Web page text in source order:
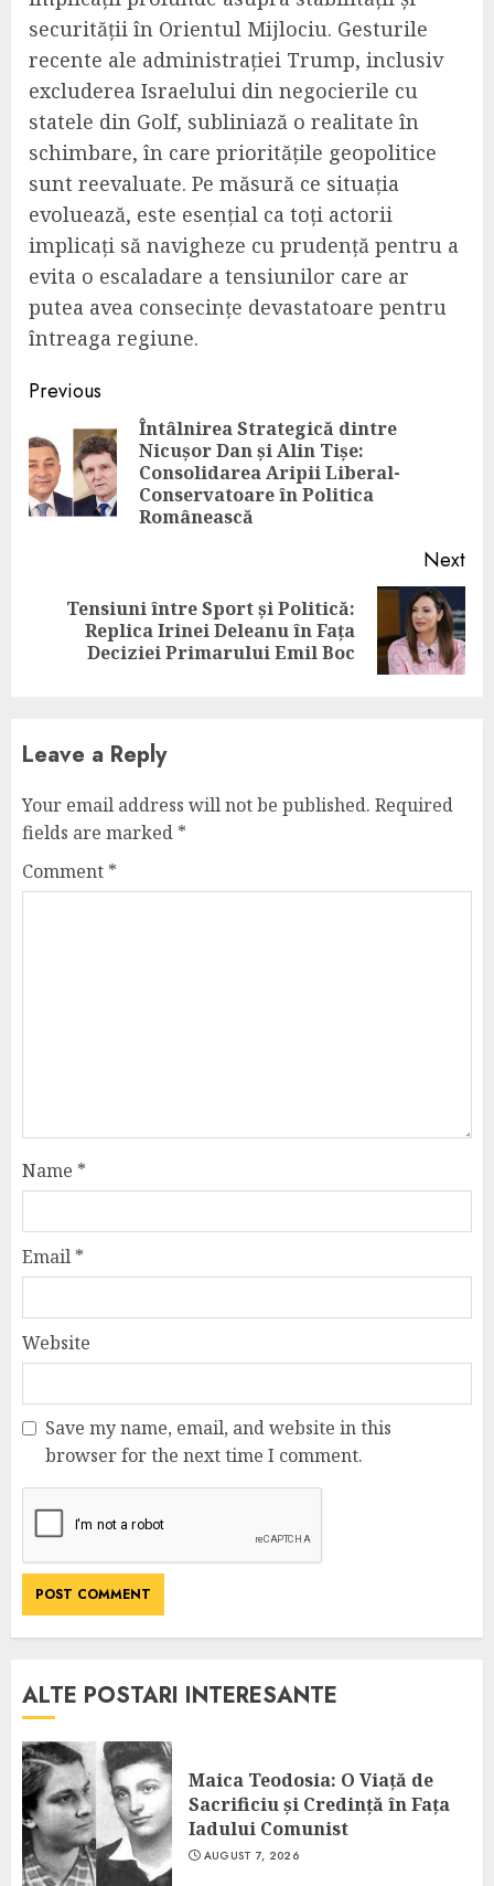
securității în Orientul Mijlociu. Gesturile
recente ale administrației Trump, inclusiv
excluderea Israelului din negocierile cu
statele din Golf, subliniază o realitate în
schimbare, în care prioritățile geopolitice
sunt reevaluate. Pe măsură ce situația
evoluează, este esențial ca toți actorii
implicați să navigheze cu prudență pentru a
evita o escaladare a tensiunilor care ar
putea avea consecințe devastatoare pentru
întreaga regiune.
Continue
Reading
Previous
Întâlnirea Strategică dintre
Nicușor Dan și Alin Tișe:
Consolidarea Aripii Liberal-
Conservatoare în Politica
Românească
Next
Next
Tensiuni între Sport și Politică:
Replica Irinei Deleanu în Fața
Deciziei Primarului Emil Boc
Leave a Reply
Your email address will not be published. Required
fields are marked *
Comment *
Name *
Email *
Website
Save my name, email, and website in this
browser for the next time I comment.
ALTE POSTARI INTERESANTE
Maica Teodosia: O Viață de
Sacrificiu și Credință în Fața
Iadului Comunist
AUGUST 7, 2026